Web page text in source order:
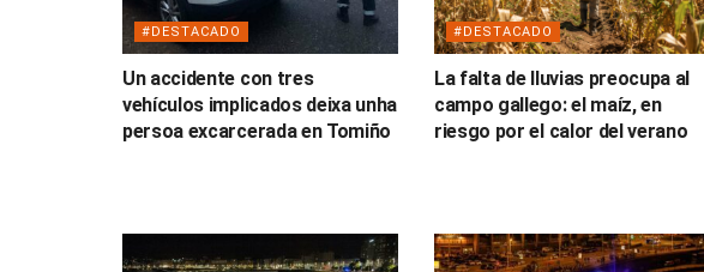
#DESTACADO
Un accidente con tres
vehículos implicados deixa unha
persoa excarcerada en Tomiño
#DESTACADO
La falta de lluvias preocupa al
campo gallego: el maíz, en
riesgo por el calor del verano